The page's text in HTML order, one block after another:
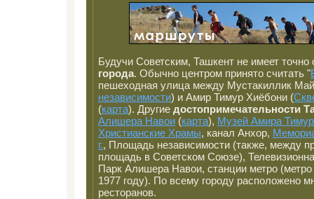
Будучи Советским, Ташкент не имеет точно
города. Обычно центром принято считать "
пешеходная улица между Мустакиллик
независимости) и Амир Тимур Хиёбони (
(карта). Другие достопримечательности
Алишера Навои (карта), Музей Амира
Христианские Храмы, канал Анхор,
г., Площадь независимости (также, между
площадь в Советском Союзе),
Парк Алишера Навои, станции метро
1977 году). По всему городу расположено
ресторанов.